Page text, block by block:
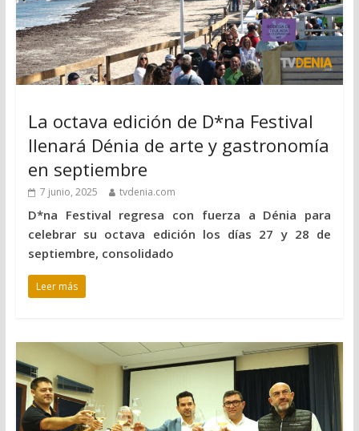
La octava edición de D*na Festival
llenará Dénia de arte y gastronomía
en septiembre
7 junio, 2025 tvdenia.com
D*na Festival regresa con fuerza a Dénia para
celebrar su octava edición los días 27 y 28 de
septiembre, consolidado
Leer más